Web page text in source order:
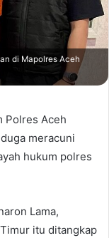
di Mapolres Aceh
Polres Aceh
meracuni
hukum polres
Lama,
itu ditangkap